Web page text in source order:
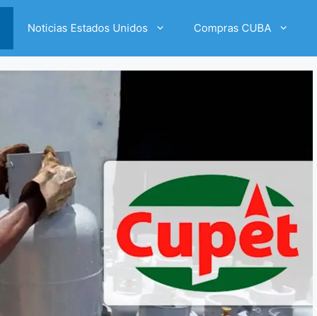
Noticias Estados Unidos Compras CUBA